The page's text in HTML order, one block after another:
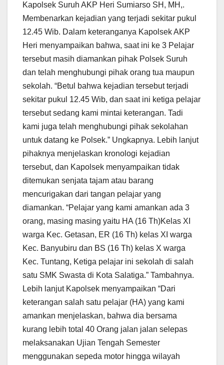
Kapolsek Suruh AKP Heri Sumiarso SH, MH,.
Membenarkan kejadian yang terjadi sekitar pukul
12.45 Wib. Dalam keteranganya Kapolsek AKP
Heri menyampaikan bahwa, saat ini ke 3 Pelajar
tersebut masih diamankan pihak Polsek Suruh
dan telah menghubungi pihak orang tua maupun
sekolah. “Betul bahwa kejadian tersebut terjadi
sekitar pukul 12.45 Wib, dan saat ini ketiga pelajar
tersebut sedang kami mintai keterangan. Tadi
kami juga telah menghubungi pihak sekolahan
untuk datang ke Polsek.” Ungkapnya. Lebih lanjut
pihaknya menjelaskan kronologi kejadian
tersebut, dan Kapolsek menyampaikan tidak
ditemukan senjata tajam atau barang
mencurigakan dari tangan pelajar yang
diamankan. “Pelajar yang kami amankan ada 3
orang, masing masing yaitu HA (16 Th)Kelas XI
warga Kec. Getasan, ER (16 Th) kelas XI warga
Kec. Banyubiru dan BS (16 Th) kelas X warga
Kec. Tuntang, Ketiga pelajar ini sekolah di salah
satu SMK Swasta di Kota Salatiga.” Tambahnya.
Lebih lanjut Kapolsek menyampaikan “Dari
keterangan salah satu pelajar (HA) yang kami
amankan menjelaskan, bahwa dia bersama
kurang lebih total 40 Orang jalan jalan selepas
melaksanakan Ujian Tengah Semester
menggunakan sepeda motor hingga wilayah